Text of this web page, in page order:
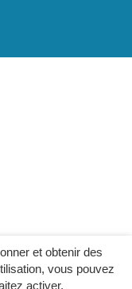
et obtenir des
vous pouvez
activer.